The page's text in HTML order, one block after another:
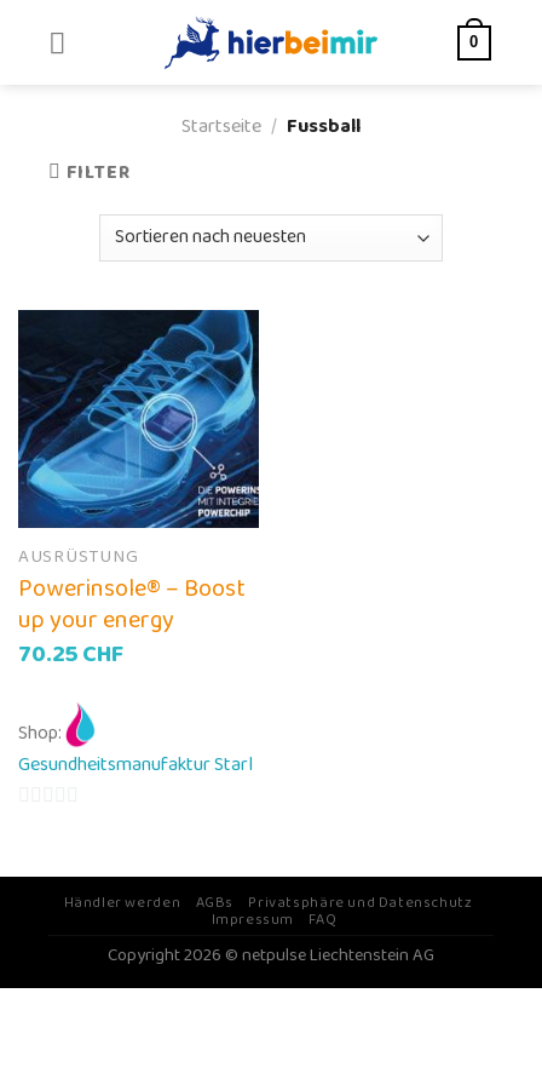
0
Startseite / Fussball
FILTER
AUSRÜSTUNG
Powerinsole® – Boost
up your energy
70.25CHF
Shop:
Gesundheitsmanufaktur Starl
Händler werden AGBs Privatsphäre und Datenschutz
Impressum FAQ
Copyright 2026 © netpulse Liechtenstein AG